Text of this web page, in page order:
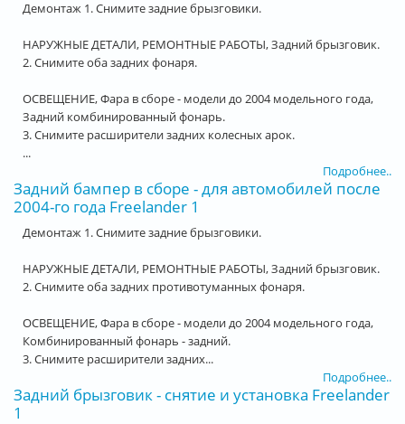
Демонтаж 1. Снимите задние брызговики.
НАРУЖНЫЕ ДЕТАЛИ, РЕМОНТНЫЕ РАБОТЫ, Задний брызговик.
2. Снимите оба задних фонаря.
ОСВЕЩЕНИЕ, Фара в сборе - модели до 2004 модельного года,
Задний комбинированный фонарь.
3. Снимите расширители задних колесных арок.
...
Подробнее..
Задний бампер в сборе - для автомобилей после
2004-го года Freelander 1
Демонтаж 1. Снимите задние брызговики.
НАРУЖНЫЕ ДЕТАЛИ, РЕМОНТНЫЕ РАБОТЫ, Задний брызговик.
2. Снимите оба задних противотуманных фонаря.
ОСВЕЩЕНИЕ, Фара в сборе - модели до 2004 модельного года,
Комбинированный фонарь - задний.
3. Снимите расширители задних...
Подробнее..
Задний брызговик - снятие и установка Freelander
1